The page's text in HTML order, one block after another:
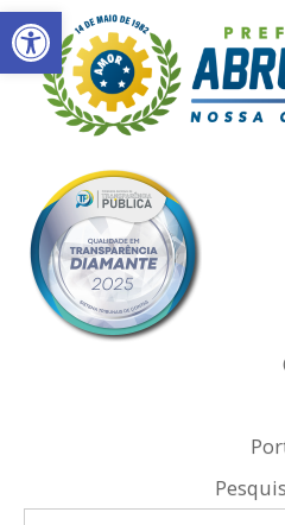
Abrir a barra de ferramentas
Skip
to
content